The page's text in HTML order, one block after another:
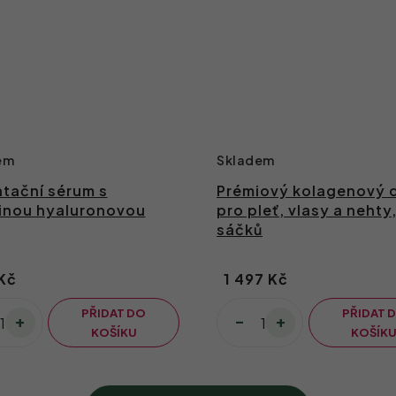
sérum s
hyaluronovou
PŘIDAT DO
KOŠÍKU
Prémiový kolagenový
pro pleť, vlasy a
sáčků
Skladem
1 497 Kč
PŘIDAT
KOŠÍKU